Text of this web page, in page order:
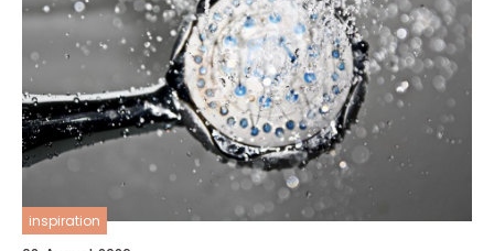
inspiration